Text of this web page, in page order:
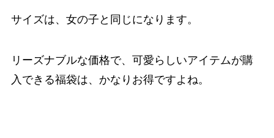
サイズは、女の子と同じになります。
リーズナブルな価格で、可愛らしいアイテムが購
入できる福袋は、かなりお得ですよね。